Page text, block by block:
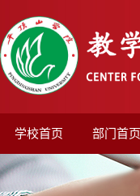
学校首页 部门首页